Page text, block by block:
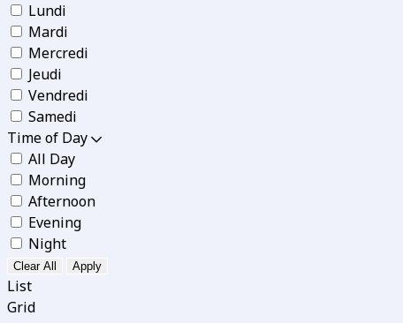
Lundi
Mardi
Mercredi
Jeudi
Vendredi
Samedi
Time of Day
All Day
Morning
Afternoon
Evening
Night
Clear All Apply
List
Grid